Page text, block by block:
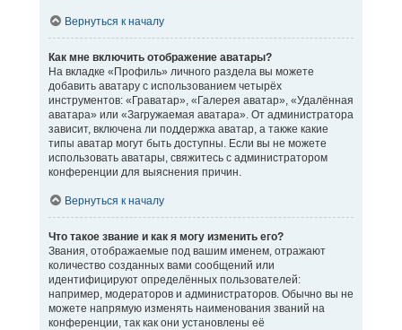
Вернуться к началу
Как мне включить отображение аватары?
На вкладке «Профиль» личного раздела вы можете
добавить аватару с использованием четырёх
инструментов: «Граватар», «Галерея аватар», «Удалённая
аватара» или «Загружаемая аватара». От администратора
зависит, включена ли поддержка аватар, а также какие
типы аватар могут быть доступны. Если вы не можете
использовать аватары, свяжитесь с администратором
конференции для выяснения причин.
Вернуться к началу
Что такое звание и как я могу изменить его?
Звания, отображаемые под вашим именем, отражают
количество созданных вами сообщений или
идентифицируют определённых пользователей:
например, модераторов и администраторов. Обычно вы не
можете напрямую изменять наименования званий на
конференции, так как они установлены её